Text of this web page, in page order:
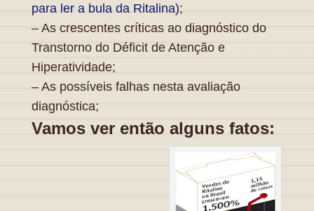
para ler a bula da Ritalina);
– As crescentes críticas ao diagnóstico do
Transtorno do Déficit de Atenção e
Hiperatividade;
– As possíveis falhas nesta avaliação
diagnóstica;
Vamos ver então alguns fatos: